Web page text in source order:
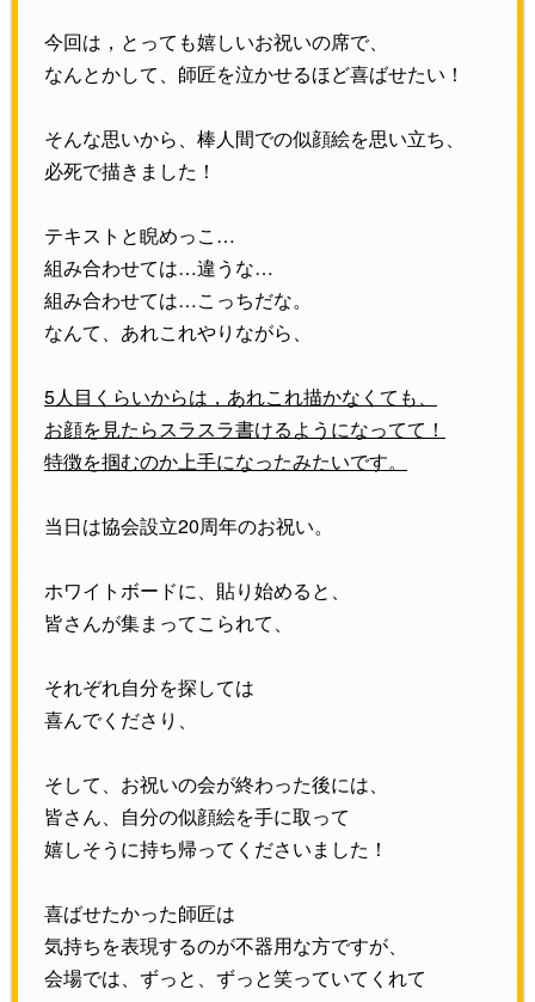
今回は，とっても嬉しいお祝いの席で、
なんとかして、師匠を泣かせるほど喜ばせたい！
そんな思いから、棒人間での似顔絵を思い立ち、
必死で描きました！
テキストと睨めっこ…
組み合わせては…違うな…
組み合わせては…こっちだな。
なんて、あれこれやりながら、
5人目くらいからは，あれこれ描かなくても、
お顔を見たらスラスラ書けるようになってて！
特徴を掴むのか上手になったみたいです。
当日は協会設立20周年のお祝い。
ホワイトボードに、貼り始めると、
皆さんが集まってこられて、
それぞれ自分を探しては
喜んでくださり、
そして、お祝いの会が終わった後には、
皆さん、自分の似顔絵を手に取って
嬉しそうに持ち帰ってくださいました！
喜ばせたかった師匠は
気持ちを表現するのが不器用な方ですが、
会場では、ずっと、ずっと笑っていてくれて